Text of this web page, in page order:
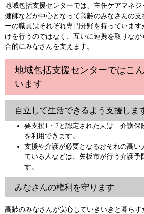
地域包括支援センターでは、主任ケアマネ
健師などが中心となって高齢のみなさんの支
ーの職員はそれぞれ専門分野を持っていま
けを行うのではなく、互いに連携を取りな
合的にみなさんを支えます。
地域包括支援センターではこ
います
自立して生活できるよう支援しま
要支援1・2と認定された人は、介護保
を利用できます。
支援や介護が必要となるおそれの高い
ている人などは、矢板市が行う介護予
す。
みなさんの権利を守ります
高齢のみなさんが安心していきいきと暮ら